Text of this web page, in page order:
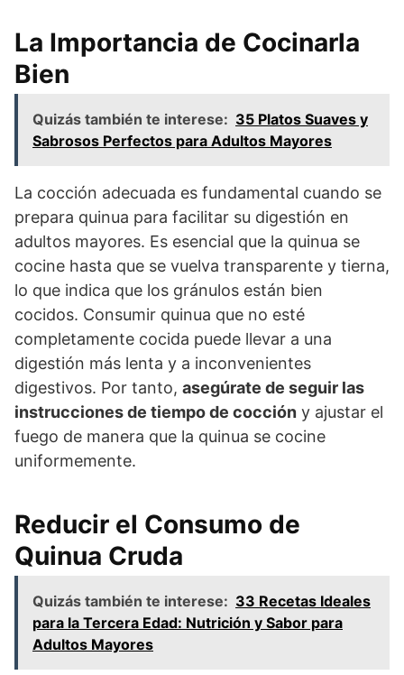
La Importancia de Cocinarla
Bien
Quizás también te interese: 35 Platos Suaves y
Sabrosos Perfectos para Adultos Mayores
La cocción adecuada es fundamental cuando se
prepara quinua para facilitar su digestión en
adultos mayores. Es esencial que la quinua se
cocine hasta que se vuelva transparente y tierna,
lo que indica que los gránulos están bien
cocidos. Consumir quinua que no esté
completamente cocida puede llevar a una
digestión más lenta y a inconvenientes
digestivos. Por tanto, asegúrate de seguir las
instrucciones de tiempo de cocción y ajustar el
fuego de manera que la quinua se cocine
uniformemente.
Reducir el Consumo de
Quinua Cruda
Quizás también te interese: 33 Recetas Ideales
para la Tercera Edad: Nutrición y Sabor para
Adultos Mayores